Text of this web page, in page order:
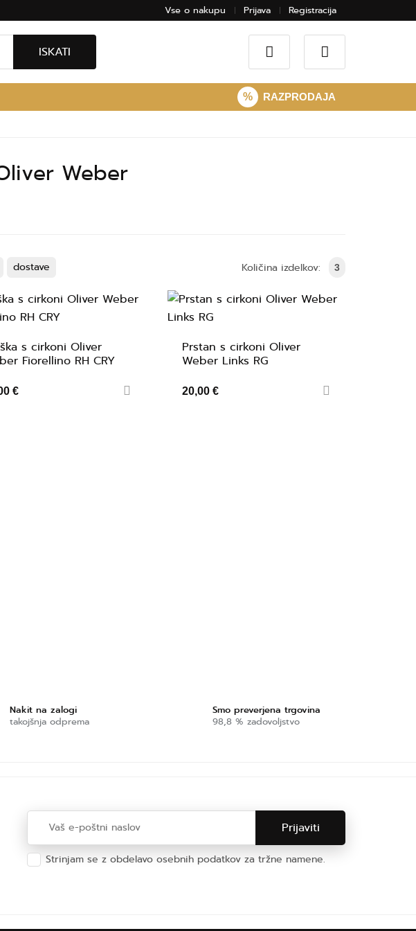
Vse o nakupu Prijava Registracija
ISKATI
% RAZPRODAJA
Weber
dostave Količina izdelkov: 3
s cirkoni Oliver
Fiorellino RH CRY
€
Prstan s cirkoni Oliver
Weber Links RG
20,00 €
52 - 55 mm
Nakit na zalogi
takojšnja odprema
Smo preverjena trgovina
98,8 % zadovoljstvo
Strinjam se z obdelavo osebnih podatkov za tržne namene.